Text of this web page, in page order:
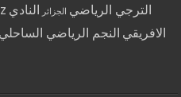
الترجي الرياضي الجزائر النادي
الافريقي النجم الرياضي الساحلي